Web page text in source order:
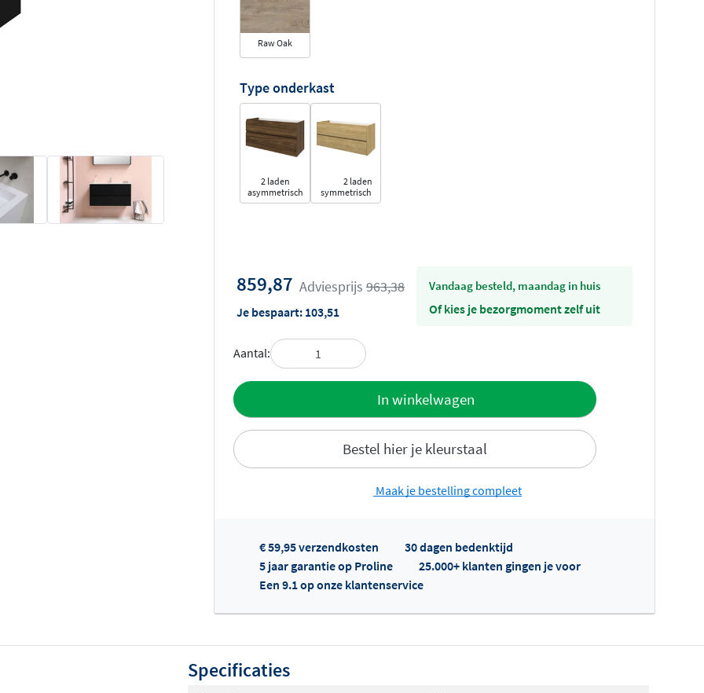
Raw Oak
Type onderkast
2 laden
asymmetrisch
2 laden
symmetrisch
859,87 Adviesprijs 963,38
Je bespaart: 103,51
vandaag besteld, maandag in huis
Of kies je bezorgmoment zelf uit
Aantal:
In winkelwagen
Bestel hier je kleurstaal
Toevoegen aan offerte
Offertes ophalen...
Maak je bestelling compleet
€ 59,95 verzendkosten
30 dagen bedenktijd
5 jaar garantie op Proline
25.000+ klanten gingen je voor
Een 9.1 op onze klantenservice
Specificaties